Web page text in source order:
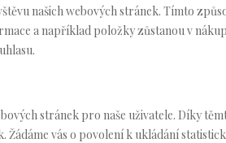
našich webových stránek. Tímto
a například položky zůstanou v
stránek pro naše uživatele. Díky
vás o povolení k ukládání